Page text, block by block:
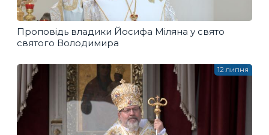
Проповідь владики Йосифа Міляна у свято
святого Володимира
12 липня